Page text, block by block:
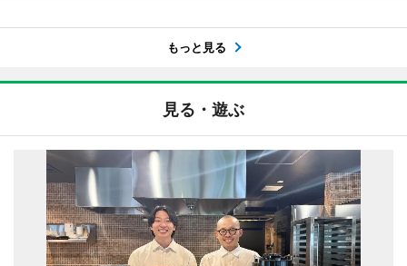
もっと見る
見る・遊ぶ